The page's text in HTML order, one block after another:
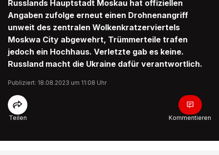
Russlands Hauptstadt Moskau hat offiziellen
Angaben zufolge erneut einen Drohnenangriff
unweit des zentralen Wolkenkratzerviertels
Moskwa City abgewehrt, Trümmerteile trafen
jedoch ein Hochhaus. Verletzte gab es keine.
Russland macht die Ukraine dafür verantwortlich.
Publiziert: 18.08.2023 um 11:08 Uhr
Teilen Kommentieren